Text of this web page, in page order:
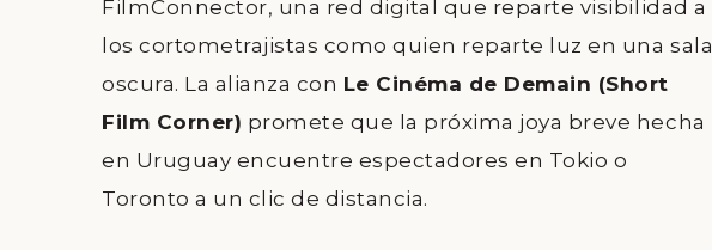
FilmConnector, una red digital que reparte visibilidad a
los cortometrajistas como quien reparte luz en una sala
oscura. La alianza con Le Cinéma de Demain (Short
Film Corner) promete que la próxima joya breve hecha
en Uruguay encuentre espectadores en Tokio o
Toronto a un clic de distancia.